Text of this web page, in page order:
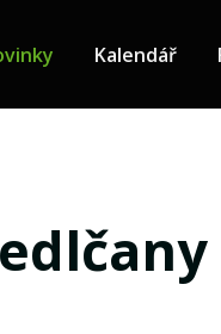
Kalendář